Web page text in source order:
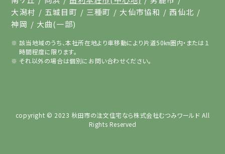
大潟村
五城目町 三種町 大仙市協和
西仙北
神岡
大曲(一部)
該当地域のうち、本社所在地より車移動により片道50㎞圏内・または１
時間程度に限ります。
それ以外の場合は個別にお問い合わせください。
copyright © 2023 秋田市の注文住宅なら株式会社むつみワールド All
Rights Reserved